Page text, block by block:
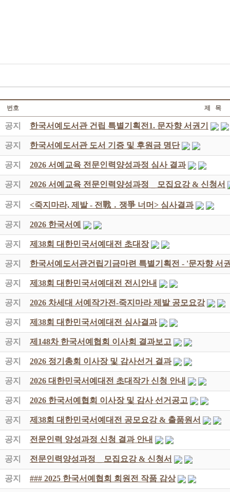
번호 제 목
공지 한국서예도서관 건립 특별기획전1. 문자향 서권기
공지 한국서예도서관 도서 기증 및 후원금 명단
공지 2026 서예교육 전문인력양성과정 심사 결과
공지 2026 서예교육 전문인력양성과정 _ 모집요강 & 신청서
공지 <죽지마라, 제발 - 전戰 ․ 쟁爭 너머> 심사결과
공지 2026 한국서예
공지 제38회 대한민국서예대전 초대장
공지 한국서예도서관건립기금마련 특별기획전 - '문자향 서
공지 제38회 대한민국서예대전 전시안내
공지 2026 차세대 서예작가전-죽지마라 제발 공모요강
공지 제38회 대한민국서예대전 심사결과
공지 제148차 한국서예협회 이사회 결과보고
공지 2026 정기총회 이사장 및 감사선거 결과
공지 2026 대한민국서예대전 초대작가 신청 안내
공지 2026 한국서예협회 이사장 및 감사 선거공고
공지 제38회 대한민국서예대전 공모요강 & 출품원서
공지 전문인력 양성과정 신청 결과 안내
공지 전문인력양성과정 _ 모집요강 & 신청서
공지 ### 2025 한국서예협회 회원전 작품 감상